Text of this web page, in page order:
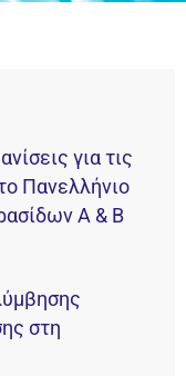
για τις
Πανελλήνιο
Α & Β
στη